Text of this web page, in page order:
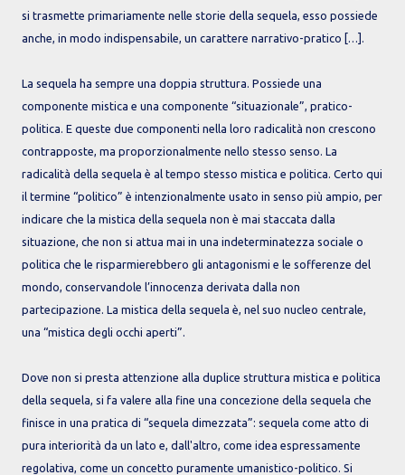
si trasmette primariamente nelle storie della sequela, esso possiede
anche, in modo indispensabile, un carattere narrativo-pratico […].
La sequela ha sempre una doppia struttura. Possiede una
componente mistica e una componente “situazionale”, pratico-
politica. E queste due componenti nella loro radicalità non crescono
contrapposte, ma proporzionalmente nello stesso senso. La
radicalità della sequela è al tempo stesso mistica e politica. Certo qui
il termine “politico” è intenzionalmente usato in senso più ampio, per
indicare che la mistica della sequela non è mai staccata dalla
situazione, che non si attua mai in una indeterminatezza sociale o
politica che le risparmierebbero gli antagonismi e le sofferenze del
mondo, conservandole l’innocenza derivata dalla non
partecipazione. La mistica della sequela è, nel suo nucleo centrale,
una “mistica degli occhi aperti”.
Dove non si presta attenzione alla duplice struttura mistica e politica
della sequela, si fa valere alla fine una concezione della sequela che
finisce in una pratica di “sequela dimezzata”: sequela come atto di
pura interiorità da un lato e, dall'altro, come idea espressamente
regolativa, come un concetto puramente umanistico-politico. Si